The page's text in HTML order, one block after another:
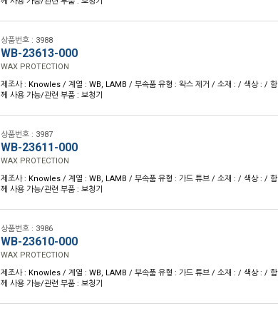
상품번호 : 3988
WB-23613-000
WAX PROTECTION
제조사 : Knowles / 계열 : WB, LAMB / 부속품 유형 : 왁스 제거 / 소재 : / 색상 : / 함
께 사용 가능/관련 부품 : 보청기
상품번호 : 3987
WB-23611-000
WAX PROTECTION
제조사 : Knowles / 계열 : WB, LAMB / 부속품 유형 : 가드 튜브 / 소재 : / 색상 : / 함
께 사용 가능/관련 부품 : 보청기
상품번호 : 3986
WB-23610-000
WAX PROTECTION
제조사 : Knowles / 계열 : WB, LAMB / 부속품 유형 : 가드 튜브 / 소재 : / 색상 : / 함
께 사용 가능/관련 부품 : 보청기